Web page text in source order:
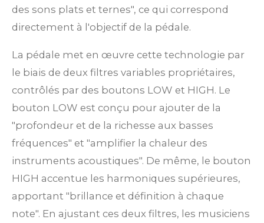
des sons plats et ternes", ce qui correspond
directement à l'objectif de la pédale.
La pédale met en œuvre cette technologie par
le biais de deux filtres variables propriétaires,
contrôlés par des boutons LOW et HIGH. Le
bouton LOW est conçu pour ajouter de la
"profondeur et de la richesse aux basses
fréquences" et "amplifier la chaleur des
instruments acoustiques". De même, le bouton
HIGH accentue les harmoniques supérieures,
apportant "brillance et définition à chaque
note". En ajustant ces deux filtres, les musiciens